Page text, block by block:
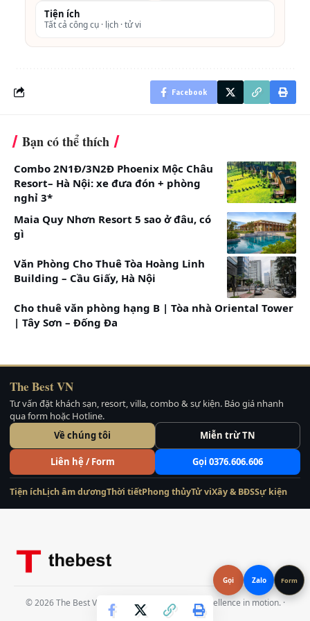
• Vé máy bay,
• Xe đưa đón từ 01/01/2020- 31/12/2020
• Xin thị thực
• Đồ uống
• Tiền TIP và chi tiêu cá nhân của khách
phòng bao gồm.
• Phụ thu tăng giá vé 2019-2020 (nếu có)
️ /
Tiện ích
Tất cả công cụ · lịch · tử vi
Facebook
Bạn có thể thích
Combo 2N1Đ/3N2Đ Phoenix Mộc Châu
Resort– Hà Nội: xe đưa đón + phòng
nghỉ 3*
Maia Quy Nhơn Resort 5 sao ở đâu, có
gì
Văn Phòng Cho Thuê Tòa Hoàng Linh
Building – Cầu Giấy, Hà Nội
Cho thuê văn phòng hạng B | Tòa nhà Oriental Tower
| Tây Sơn – Đống Đa
The Best VN
Tư vấn đặt khách sạn, resort, villa, combo & sự kiện. Báo giá nhanh
qua form hoặc Hotline.
Về chúng tôi
Miễn trừ TN
Liên hệ / Form Gọi 0376.606.606
Tiện íchLịch âm dươngThời tiếtPhong thủyTử viXây & BĐSSự kiện
© 2026 The Best VN JSC · CTCP The Best VN · Excellence in motion. ·
Chuẩn mực — thực thi.
Gọi Zalo Form